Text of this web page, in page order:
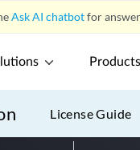
Ask AI chatbotfor
Products
License Guide